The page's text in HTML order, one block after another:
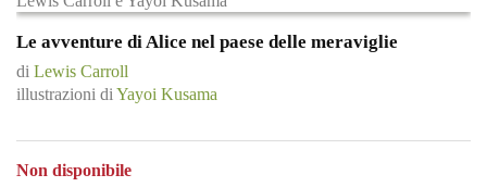
Le avventure di Alice nel paese delle meraviglie
di Lewis Carroll
illustrazioni di Yayoi Kusama
Non disponibile